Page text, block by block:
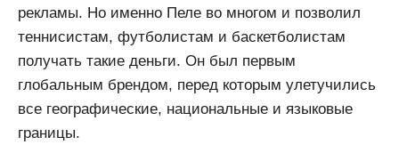
рекламы. Но именно Пеле во многом и позволил
теннисистам, футболистам и баскетболистам
получать такие деньги. Он был первым
глобальным брендом, перед которым улетучились
все географические, национальные и языковые
границы.